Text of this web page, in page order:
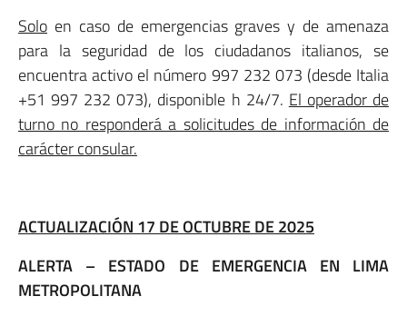
Solo en caso de emergencias graves y de amenaza
para la seguridad de los ciudadanos italianos, se
encuentra activo el número 997 232 073 (desde Italia
+51 997 232 073), disponible h 24/7. El operador de
turno no responderá a solicitudes de información de
carácter consular.
ACTUALIZACIÓN 17 DE OCTUBRE DE 2025
ALERTA – ESTADO DE EMERGENCIA EN LIMA
METROPOLITANA